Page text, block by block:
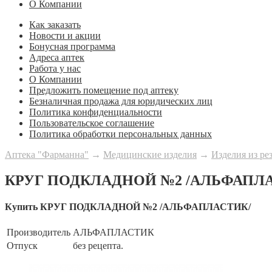
О Компании
Как заказать
Новости и акции
Бонусная программа
Адреса аптек
Работа у нас
О Компании
Предложить помещение под аптеку
Безналичная продажа для юридических лиц
Политика конфиденциальности
Пользовательское соглашение
Политика обработки персональных данных
Аптека "Фарманна" → Медицинские изделия → Изделия из
КРУГ ПОДКЛАДНОЙ №2 /
Купить КРУГ ПОДКЛАДНОЙ №2 /АЛЬФАПЛАСТИК/
Производитель АЛЬФАПЛАСТИК
Отпуск
без рецепта.